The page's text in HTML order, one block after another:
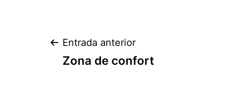
Navegación
Entrada anterior
Zona de confort